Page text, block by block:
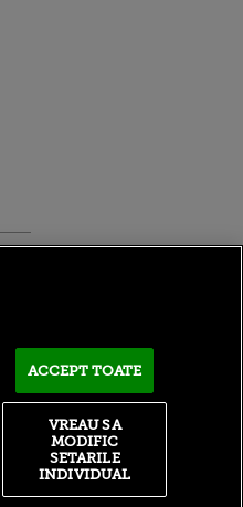
ACCEPT TOATE
VREAU SA
MODIFIC
SETARILE
INDIVIDUAL